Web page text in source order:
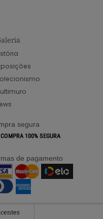
segura
de pagamento